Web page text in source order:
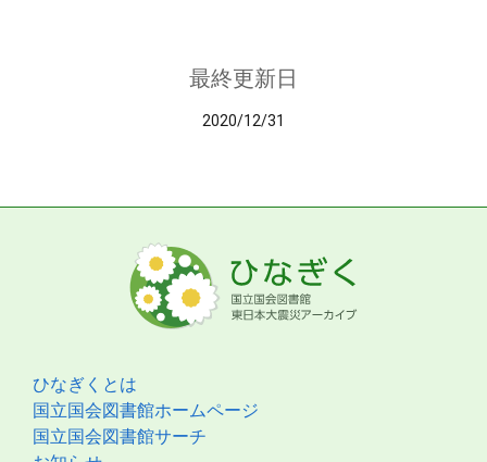
最終更新日
2020/12/31
ひなぎくとは
国立国会図書館ホームページ
国立国会図書館サーチ